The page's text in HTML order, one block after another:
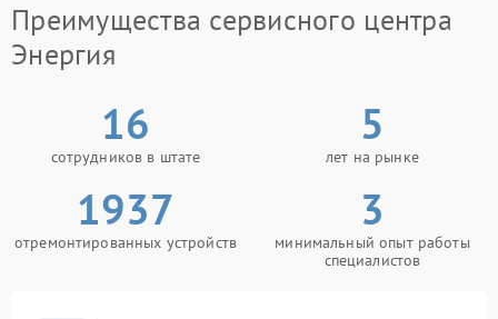
Преимущества сервисного центра
Энергия
16
сотрудников в штате
5
лет на рынке
1937
отремонтированных устройств
3
минимальный опыт работы
специалистов